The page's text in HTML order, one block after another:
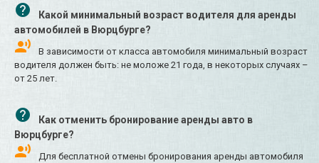
Какой минимальный возраст водителя для аренды
автомобилей в Вюрцбурге?
В зависимости от класса автомобиля минимальный возраст
водителя должен быть: не моложе 21 года, в некоторых случаях –
от 25 лет.
Как отменить бронирование аренды авто в
Вюрцбурге?
Для бесплатной отмены бронирования аренды автомобиля